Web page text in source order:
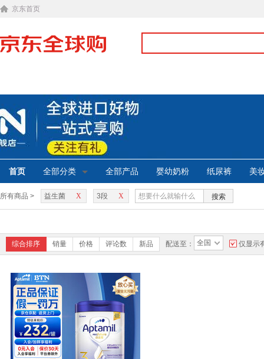
京东首页
首页 全部分类 全部产品 婴幼奶粉 纸尿裤 美
所有商品 > X
益生菌 X
3段 搜索
综合排序 销量 价格 评论数 新品 配送至： 全国 仅显示